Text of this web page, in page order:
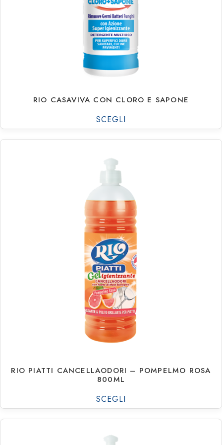
RIO CASAVIVA CON CLORO E SAPONE
SCEGLI
1.18 €15.93
RIO PIATTI CANCELLAODORI – POMPELMO ROSA
800ML
SCEGLI
Rio Melaceto
Contatti